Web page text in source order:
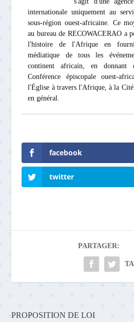
internationale uniquement au
sous-région ouest-africaine. Ce
au bureau de RECOWACERAO a
l'histoire de l'Afrique en
médiatique de tous les
continent africain, en
Conférence épiscopale ouest-
l'Église à travers l'Afrique, à la
en général.
facebook
twitter
PARTAGER:
PROPOSITION DE LOI